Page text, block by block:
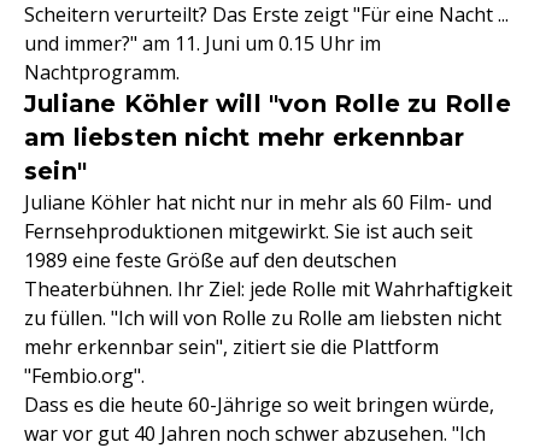
Scheitern verurteilt? Das Erste zeigt "Für eine Nacht ...
und immer?" am 11. Juni um 0.15 Uhr im
Nachtprogramm.
Juliane Köhler will "von Rolle zu Rolle
am liebsten nicht mehr erkennbar
sein"
Juliane Köhler hat nicht nur in mehr als 60 Film- und
Fernsehproduktionen mitgewirkt. Sie ist auch seit
1989 eine feste Größe auf den deutschen
Theaterbühnen. Ihr Ziel: jede Rolle mit Wahrhaftigkeit
zu füllen. "Ich will von Rolle zu Rolle am liebsten nicht
mehr erkennbar sein", zitiert sie die Plattform
"Fembio.org".
Dass es die heute 60-Jährige so weit bringen würde,
war vor gut 40 Jahren noch schwer abzusehen. "Ich